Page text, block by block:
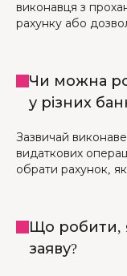
виконавця з
рахунку або
Чи можна
у різних
Зазвичай
видаткових
обрати рахунок,
Що робити,
заяву?